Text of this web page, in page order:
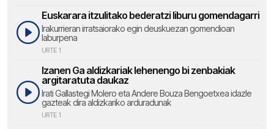
Euskarara itzulitako bederatzi liburu gomendagarri
Irakurrieran irratsaiorako egin deuskuezan gomendioan
laburpena
URTE 1
Izanen Ga aldizkariak lehenengo bi zenbakiak
argitaratuta daukaz
Irati Gallastegi Molero eta Andere Bouza Bengoetxea idazle
gazteak dira aldizkariko arduradunak
URTE 1